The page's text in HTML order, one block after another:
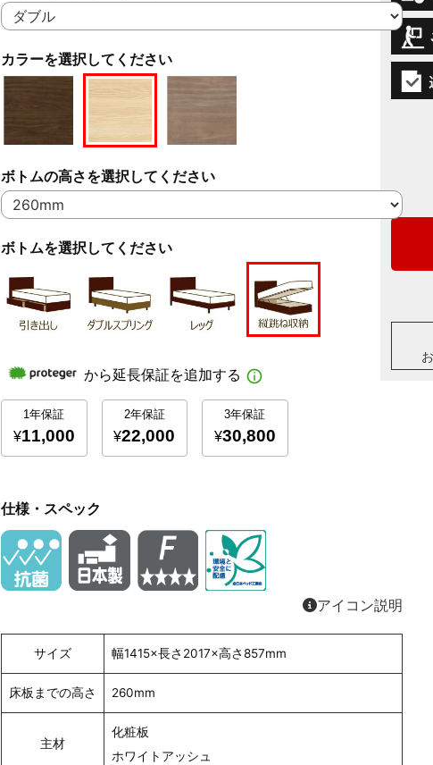
カラーを選択してください
ボトムの高さを選択してください
ボトムを選択してください
仕様・スペック
アイコン説明
サイズ 幅1415×長さ2017×高さ857mm
床板までの高さ 260mm
主材
化粧板
ホワイトアッシュ